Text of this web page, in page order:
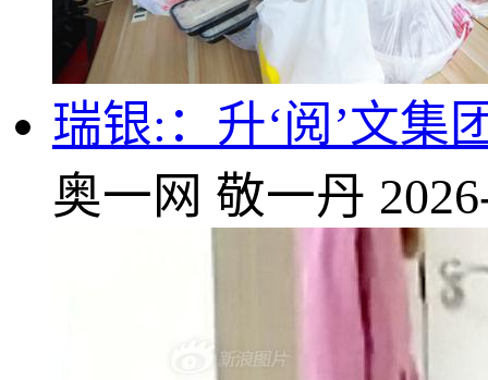
瑞银:：升‘阅’文集
奥一网 敬一丹